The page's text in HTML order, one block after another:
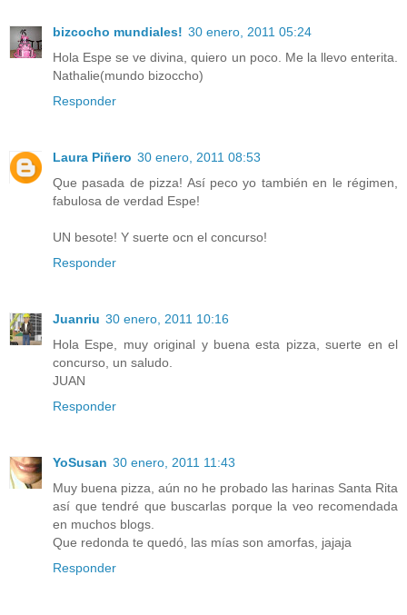
bizcocho mundiales! 30 enero, 2011 05:24
Hola Espe se ve divina, quiero un poco. Me la llevo enterita.
Nathalie(mundo bizoccho)
Responder
Laura Piñero 30 enero, 2011 08:53
Que pasada de pizza! Así peco yo también en le régimen,
fabulosa de verdad Espe!
UN besote! Y suerte ocn el concurso!
Responder
Juanriu 30 enero, 2011 10:16
Hola Espe, muy original y buena esta pizza, suerte en el
concurso, un saludo.
JUAN
Responder
YoSusan 30 enero, 2011 11:43
Muy buena pizza, aún no he probado las harinas Santa Rita
así que tendré que buscarlas porque la veo recomendada
en muchos blogs.
Que redonda te quedó, las mías son amorfas, jajaja
Responder